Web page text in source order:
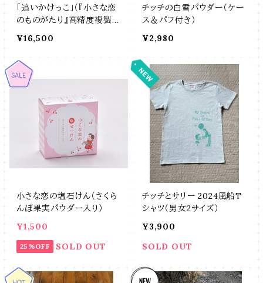
「追いかけっこ」（『小さな恋
のものがたり』高精度複製
¥16,500
チッチの白雪パウダー（ケー
ス＆パフ付き）
¥2,980
小さな恋の塩石けん（さくら
んぼ果実パウダー入り）
¥1,500
25%OFF SOLD OUT
チッチとサリー 2024風船T
シャツ（男女2サイズ）
¥3,900
SOLD OUT